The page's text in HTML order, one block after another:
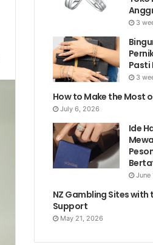
3
Pasti
3
How to Make the Most
July 6, 2026
Ide
June
NZ Gambling Sites
Support
May 21, 2026